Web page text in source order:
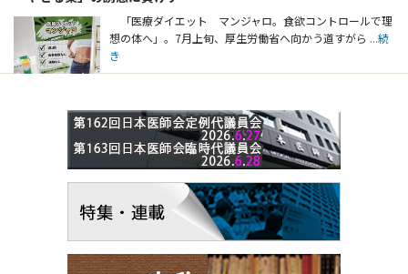
「医療ダイエット マンジャロ。食欲コントロールで理
想の体へ」。7月上旬、厚生労働省へ向かう道すがら ...続
き